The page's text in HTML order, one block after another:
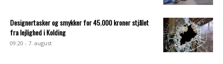
Designertasker og smykker for 45.000 kroner stjålet
fra lejlighed i Kolding
09:20 - 7. august